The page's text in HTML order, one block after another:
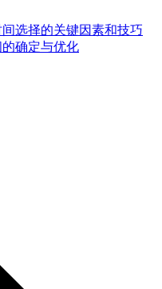
选择的关键因素和技巧
确定与优化